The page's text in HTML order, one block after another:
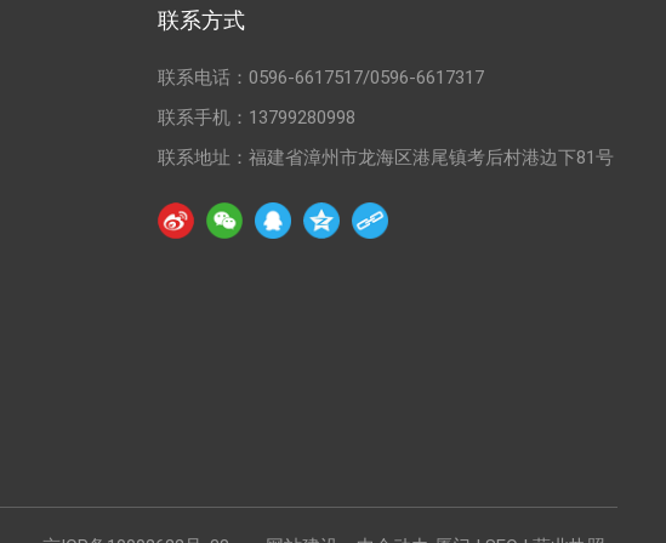
联系方式
联系电话： 0596-6617517/0596-6617317
联系手机： 13799280998
联系地址：福建省漳州市龙海区港尾镇考后村港边下81号